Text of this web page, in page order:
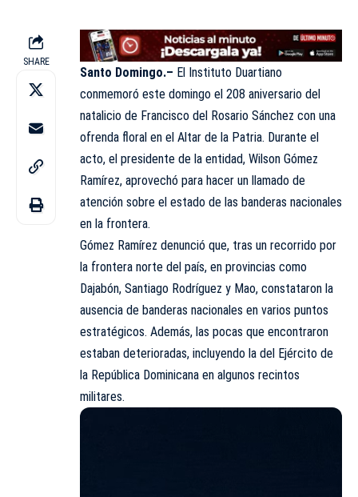
SHARE
Santo Domingo.– El Instituto Duartiano
conmemoró este domingo el 208 aniversario del
natalicio de Francisco del Rosario Sánchez con una
ofrenda floral en el Altar de la Patria. Durante el
acto, el presidente de la entidad, Wilson Gómez
Ramírez, aprovechó para hacer un llamado de
atención sobre el estado de las banderas nacionales
en la frontera.
Gómez Ramírez denunció que, tras un recorrido por
la frontera norte del país, en provincias como
Dajabón, Santiago Rodríguez y Mao, constataron la
ausencia de banderas nacionales en varios puntos
estratégicos. Además, las pocas que encontraron
estaban deterioradas, incluyendo la del Ejército de
la República Dominicana en algunos recintos
militares.